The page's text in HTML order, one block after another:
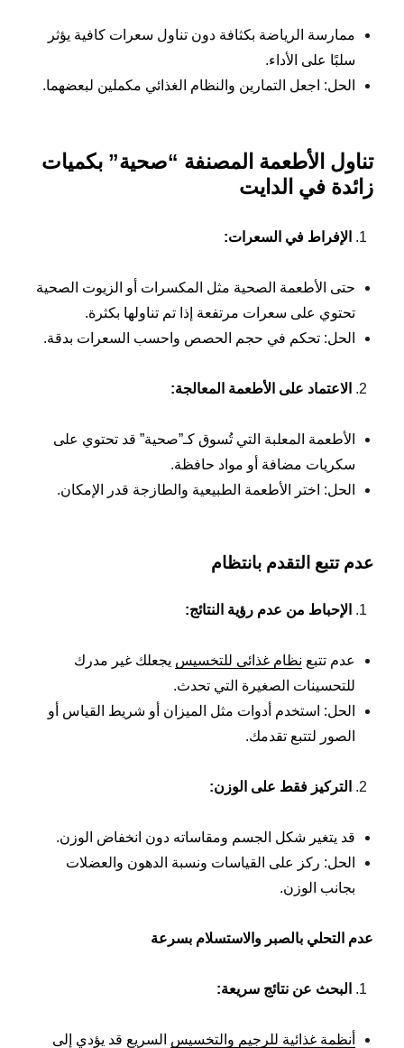
ممارسة الرياضة بكثافة دون تناول سعرات كافية يؤثر
سلبًا على الأداء.
الحل: اجعل التمارين والنظام الغذائي مكملين لبعضهما.
تناول الأطعمة المصنفة “صحية” بكميات
زائدة في الدايت
الإفراط في السعرات:
حتى الأطعمة الصحية مثل المكسرات أو الزيوت الصحية
تحتوي على سعرات مرتفعة إذا تم تناولها بكثرة.
الحل: تحكم في حجم الحصص واحسب السعرات بدقة.
الاعتماد على الأطعمة المعالجة:
الأطعمة المعلبة التي تُسوق كـ”صحية” قد تحتوي على
سكريات مضافة أو مواد حافظة.
الحل: اختر الأطعمة الطبيعية والطازجة قدر الإمكان.
عدم تتبع التقدم بانتظام
الإحباط من عدم رؤية النتائج:
عدم تتبع نظام غذائي للتخسيس يجعلك غير مدرك
للتحسينات الصغيرة التي تحدث.
الحل: استخدم أدوات مثل الميزان أو شريط القياس أو
الصور لتتبع تقدمك.
التركيز فقط على الوزن:
قد يتغير شكل الجسم ومقاساته دون انخفاض الوزن.
الحل: ركز على القياسات ونسبة الدهون والعضلات
بجانب الوزن.
عدم التحلي بالصبر والاستسلام بسرعة
البحث عن نتائج سريعة:
أنظمة غذائية للرجيم والتخسيس السريع قد يؤدي إلى